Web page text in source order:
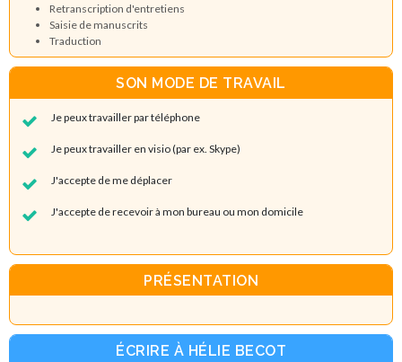
Retranscription d'entretiens
Saisie de manuscrits
Traduction
SON MODE DE TRAVAIL
Je peux travailler par téléphone
Je peux travailler en visio (par ex. Skype)
J'accepte de me déplacer
J'accepte de recevoir à mon bureau ou mon domicile
PRÉSENTATION
ÉCRIRE À HÉLIE BECOT